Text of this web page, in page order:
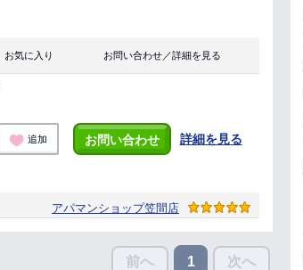
お気に入り お問い合わせ／詳細を見る
追加 お問い合わせ 詳細を見る
アパマンショップ笠間店
前へ 1 次へ